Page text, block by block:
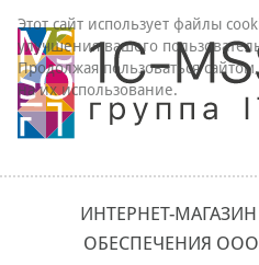
ИНТЕРНЕТ-
ОБЕСПЕЧЕНИЯ
Этот сайт использует файлы
улучшения вашего
Продолжая пользоваться
на их использование.